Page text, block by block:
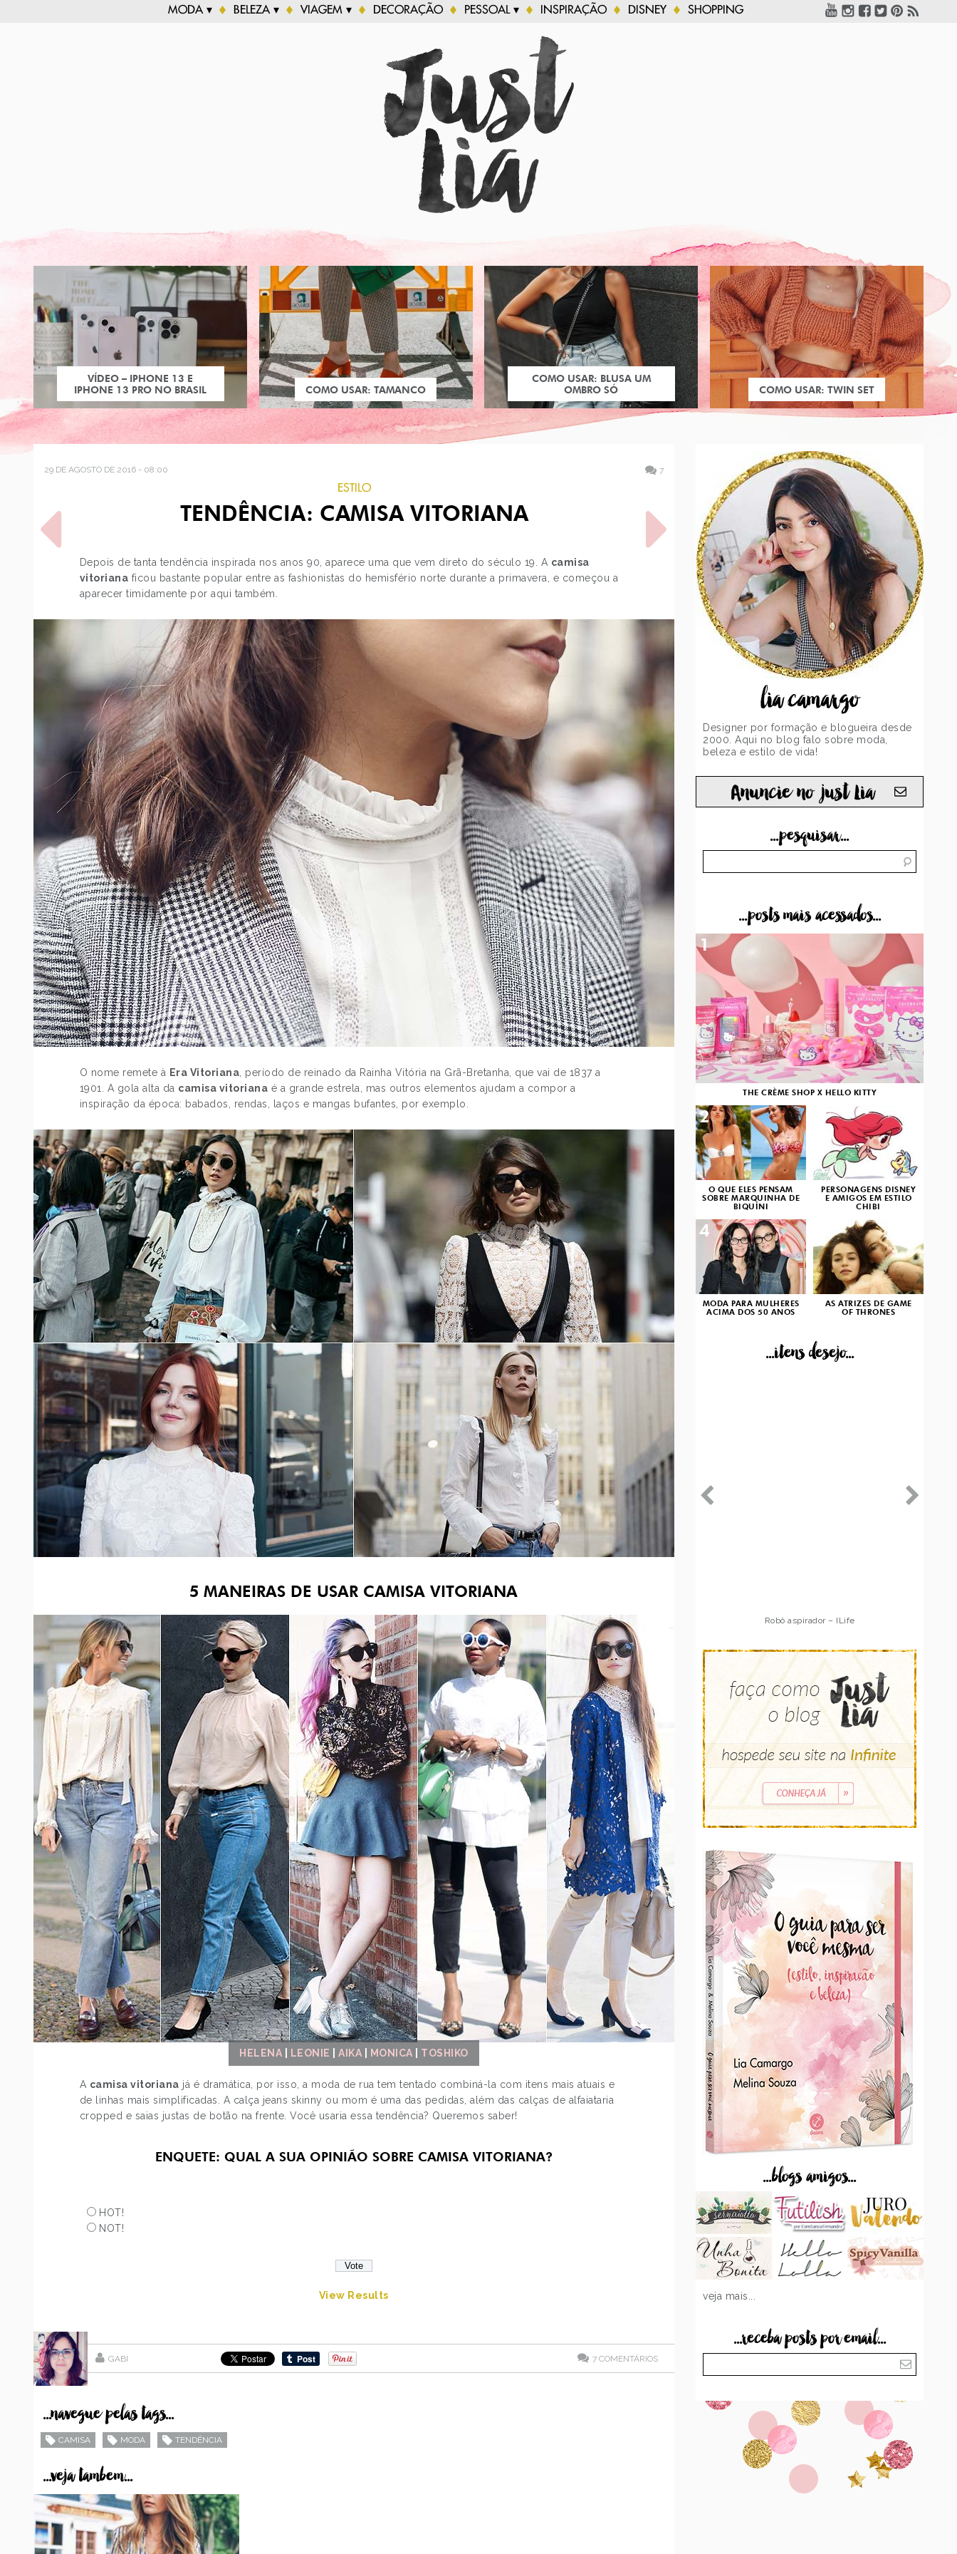
MODA ▾ BELEZA ▾ VIAGEM ▾ DECORAÇÃO PESSOAL ▾ INSPIRAÇÃO DISNEY SHOPPING
VÍDEO – IPHONE 13 E
IPHONE 13 PRO NO BRASIL
COMO USAR: TAMANCO
COMO USAR: BLUSA UM
OMBRO SÓ
COMO USAR: TWIN SET
29 DE AGOSTO DE 2016 - 08:00 7
ESTILO
TENDÊNCIA: CAMISA VITORIANA
Depois de tanta tendência inspirada nos anos 90, aparece uma que vem direto do século 19. A camisa
vitoriana ficou bastante popular entre as fashionistas do hemisfério norte durante a primavera, e começou a
aparecer timidamente por aqui também.
O nome remete à Era Vitoriana , período de reinado da Rainha Vitória na Grã-Bretanha, que vai de 1837 a
1901. A gola alta da camisa vitoriana é a grande estrela, mas outros elementos ajudam a compor a
inspiração da época: babados, rendas, laços e mangas bufantes, por exemplo.
5 MANEIRAS DE USAR CAMISA VITORIANA
HELENA LEONIE |AIKA MONICA TOSHIKO
A camisa vitoriana já é dramática, por isso, a moda de rua tem tentado combiná-la com itens mais atuais e
de linhas mais simplificadas. A calça jeans skinny ou mom é uma das pedidas, além das calças de alfaiataria
cropped e saias justas de botão na frente. Você usaria essa tendência? Queremos saber!
ENQUETE: QUAL A SUA OPINIÃO SOBRE CAMISA VITORIANA?
HOT!
NOT!
View Results
GABI 7 COMENTÁRIOS
...navegue pelas tags...
CAMISA MODA TENDÊNCIA
...veja tambem...
POST ANTERIOR
MARINHO
lia camargo
Designer por formação e blogueira desde
2000. Aqui no blog falo sobre moda,
beleza e estilo de vida!
Anuncie no just Lia
...pesquisar...
...posts mais acessados...
THE CRÈME SHOP X HELLO KITTY
1
O QUE ELES PENSAM
SOBRE MARQUINHA DE
BIQUÍNI
2
PERSONAGENS DISNEY
E AMIGOS EM ESTILO
CHIBI
3
MODA PARA MULHERES
ACIMA DOS 50 ANOS
4
AS ATRIZES DE GAME
OF THRONES
...itens desejo...
Robô aspirador – Multilaser
...blogs amigos...
veja mais...
...receba posts por email...